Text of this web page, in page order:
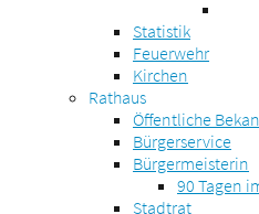
Statistik
Feuerwehr
Kirchen
Rathaus
Öffentliche
Bürgerservice
Bürgermeisterin
90 Tagen
Stadtrat